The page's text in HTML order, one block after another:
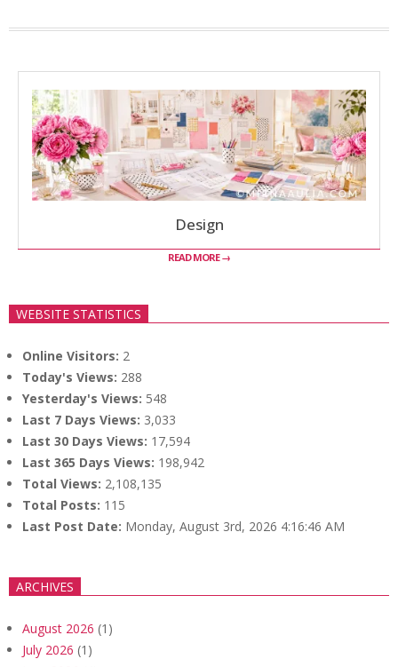
Design
READ MORE →
WEBSITE STATISTICS
Online Visitors: 2
Today's Views: 288
Yesterday's Views: 548
Last 7 Days Views: 3,033
Last 30 Days Views: 17,594
Last 365 Days Views: 198,942
Total Views: 2,108,135
Total Posts: 115
Last Post Date: Monday, August 3rd, 2026 4:16:46 AM
ARCHIVES
August 2026 (1)
July 2026 (1)